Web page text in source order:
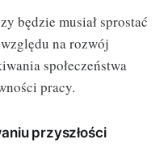
będzie musiał sprostać
na rozwój
społeczeństwa
pracy.
przyszłości